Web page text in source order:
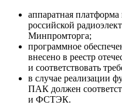
аппаратная
российской
Минпромторга;
программное
внесено в реестр
и соответствовать
в случае реализации
ПАК должен
и ФСТЭК​.